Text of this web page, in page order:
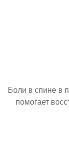
Боли в спине в
помогает